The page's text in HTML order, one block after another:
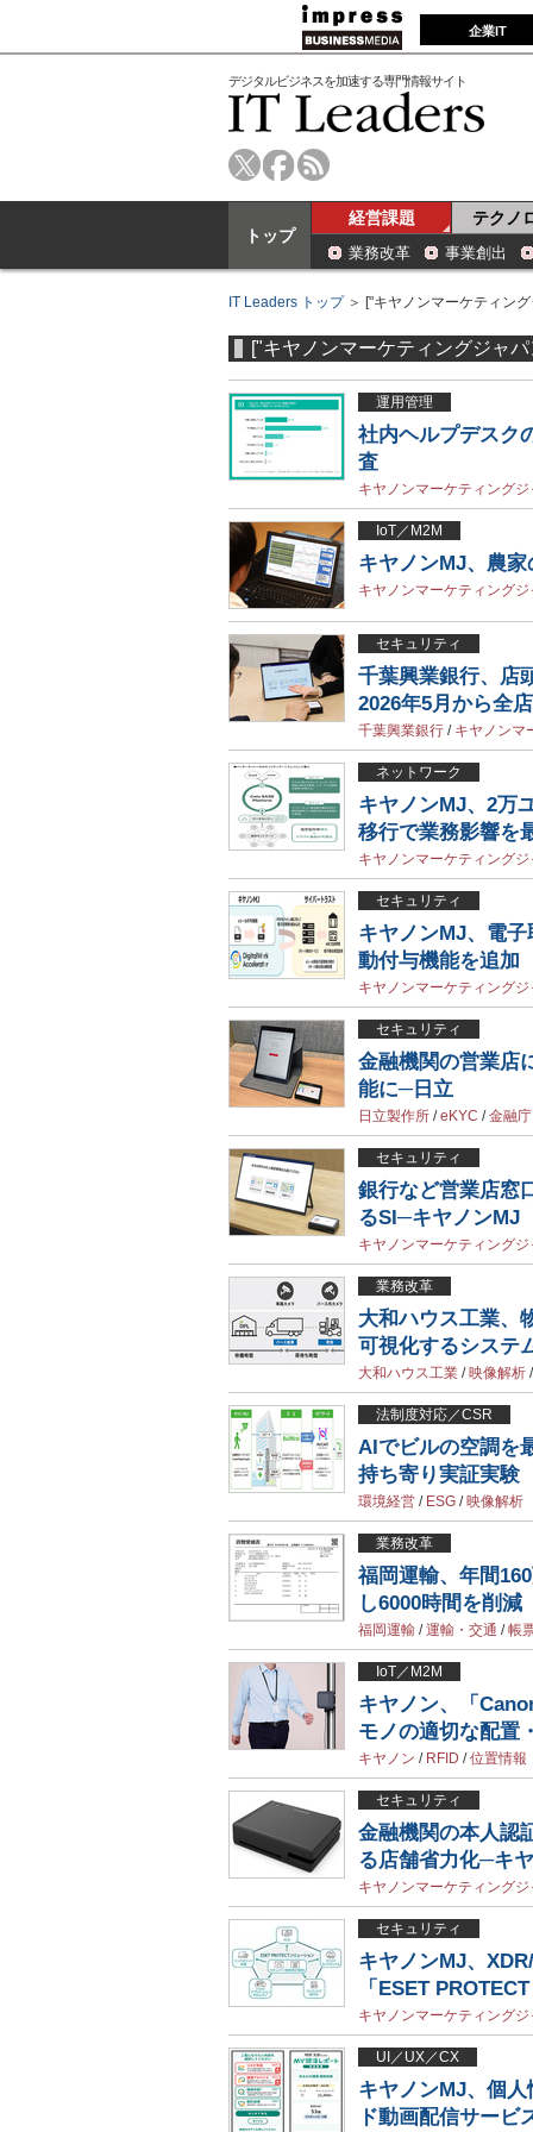
企業IT
デジタルビジネスを加速する専門情報サイト
トップ
経営課題 テクノ
業務改革 事業創出
IT Leaders トップ＞ ["キヤノンマーケティン
["キヤノンマーケティングジャ
運用管理
社内ヘルプデスク
査
キヤノンマーケティングジ
IoT／M2M
キヤノンMJ、農
キヤノンマーケティングジ
セキュリティ
千葉興業銀行、店
2026年5月から全
千葉興業銀行 / キヤノンマ
ネットワーク
キヤノンMJ、2万
移行で業務影響を
キヤノンマーケティングジ
セキュリティ
キヤノンMJ、電
動付与機能を追加
キヤノンマーケティングジ
セキュリティ
金融機関の営業店
能に─日立
日立製作所 /eKYC /金融庁
セキュリティ
銀行など営業店窓
るSI─キヤノンMJ
キヤノンマーケティングジ
業務改革
大和ハウス工業、
可視化するシステ
大和ハウス工業 /映像解析
法制度対応／CSR
AIでビルの空調を
持ち寄り実証実験
環境経営 / ESG /映像解析
業務改革
福岡運輸、年間
し6000時間を削減
福岡運輸 /運輸・交通 /帳
IoT／M2M
キヤノン、「
モノの適切な配置
キヤノン / RFID /位置情報
セキュリティ
金融機関の本人認
る店舗省力化─キ
キヤノンマーケティングジ
セキュリティ
キヤノンMJ、
「ESET
キヤノンマーケティングジ
UI／UX／CX
キヤノンMJ、個
ド動画配信サービ